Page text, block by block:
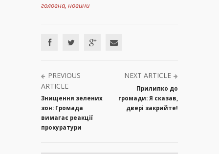
головна, новини
PREVIOUS
ARTICLE
Знищення зелених
зон: Громада
вимагає реакції
прокуратури
NEXT ARTICLE
Прилипко до
громади: Я сказав,
двері закрийте!